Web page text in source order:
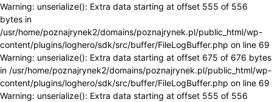
Warning: unserialize(): Extra data starting at offset 555 of 556
bytes in
/usr/home/poznajrynek2/domains/poznajrynek.pl/public_html/wp-
content/plugins/loghero/sdk/src/buffer/FileLogBuffer.php on line 69
Warning: unserialize(): Extra data starting at offset 675 of 676 bytes
in /usr/home/poznajrynek2/domains/poznajrynek.pl/public_html/wp-
content/plugins/loghero/sdk/src/buffer/FileLogBuffer.php on line 69
Warning: unserialize(): Extra data starting at offset 555 of 556